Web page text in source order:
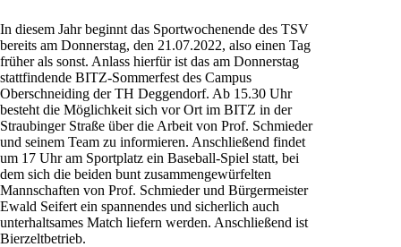
In diesem Jahr beginnt das Sportwochenende des TSV
bereits am Donnerstag, den 21.07.2022, also einen Tag
früher als sonst. Anlass hierfür ist das am Donnerstag
stattfindende BITZ-Sommerfest des Campus
Oberschneiding der TH Deggendorf. Ab 15.30 Uhr
besteht die Möglichkeit sich vor Ort im BITZ in der
Straubinger Straße über die Arbeit von Prof. Schmieder
und seinem Team zu informieren. Anschließend findet
um 17 Uhr am Sportplatz ein Baseball-Spiel statt, bei
dem sich die beiden bunt zusammengewürfelten
Mannschaften von Prof. Schmieder und Bürgermeister
Ewald Seifert ein spannendes und sicherlich auch
unterhaltsames Match liefern werden. Anschließend ist
Bierzeltbetrieb.